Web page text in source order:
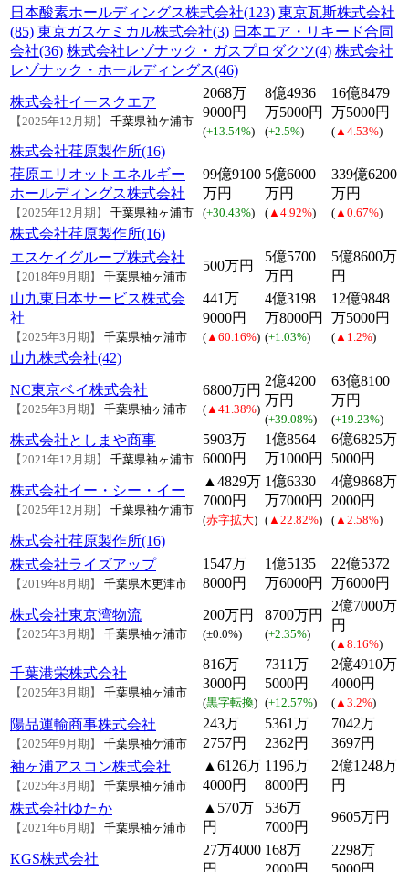
日本酸素ホールディングス株式会社(123) 東京瓦斯株式会社
(85) 東京ガスケミカル株式会社(3) 日本エア・リキード合同
会社(36) 株式会社レゾナック・ガスプロダクツ(4) 株式会社
レゾナック・ホールディングス(46)
株式会社イースクエア
【2025年12月期】 千葉県袖ケ浦市
2068万
9000円
(+13.54%)
8億4936
万5000円
(+2.5%)
16億8479
万5000円
( ▲4.53%)
株式会社荏原製作所(16)
荏原エリオットエネルギー
ホールディングス株式会社
【2025年12月期】 千葉県袖ヶ浦市
99億9100
万円
(+30.43%)
5億6000
万円
( ▲4.92%)
339億6200
万円
( ▲0.67%)
株式会社荏原製作所(16)
エスケイグループ株式会社
【2018年9月期】 千葉県袖ヶ浦市
500万円
5億5700
万円
5億8600万
円
山九東日本サービス株式会
社
【2025年3月期】 千葉県袖ヶ浦市
441万
9000円
( ▲60.16%)
4億3198
万8000円
(+1.03%)
12億9848
万5000円
( ▲1.2%)
山九株式会社(42)
NC東京ベイ株式会社
【2025年3月期】 千葉県袖ヶ浦市
6800万円
( ▲41.38%)
2億4200
万円
(+39.08%)
63億8100
万円
(+19.23%)
株式会社としまや商事
【2021年12月期】 千葉県袖ヶ浦市
5903万
6000円
1億8564
万1000円
6億6825万
5000円
株式会社イー・シー・イー
【2025年12月期】 千葉県袖ケ浦市
▲4829万
7000円
(赤字拡大)
1億6330
万7000円
( ▲22.82%)
4億9868万
2000円
( ▲2.58%)
株式会社荏原製作所(16)
株式会社ライズアップ
【2019年8月期】 千葉県木更津市
1547万
8000円
1億5135
万6000円
22億5372
万6000円
株式会社東京湾物流
【2025年3月期】 千葉県袖ヶ浦市
200万円
(±0.0%)
8700万円
(+2.35%)
2億7000万
円
( ▲8.16%)
千葉港栄株式会社
【2025年3月期】 千葉県袖ヶ浦市
816万
3000円
(黒字転換)
7311万
5000円
(+12.57%)
2億4910万
4000円
( ▲3.2%)
陽品運輸商事株式会社
【2025年9月期】 千葉県袖ケ浦市
243万
2757円
5361万
2362円
7042万
3697円
袖ヶ浦アスコン株式会社
【2025年3月期】 千葉県袖ヶ浦市
▲6126万
4000円
1196万
8000円
2億1248万
円
株式会社ゆたか
【2021年6月期】 千葉県袖ヶ浦市
▲570万
円
536万
7000円
9605万円
KGS株式会社
27万4000
円
168万
2000円
2298万
5000円